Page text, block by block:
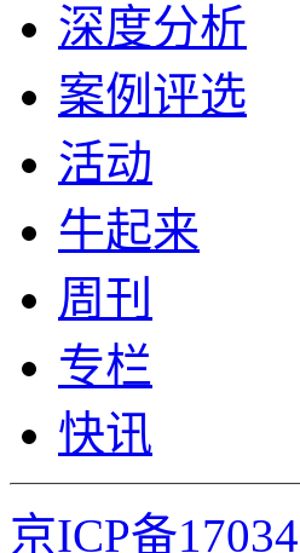
深度分析
案例评选
活动
牛起来
周刊
专栏
快讯
京ICP备